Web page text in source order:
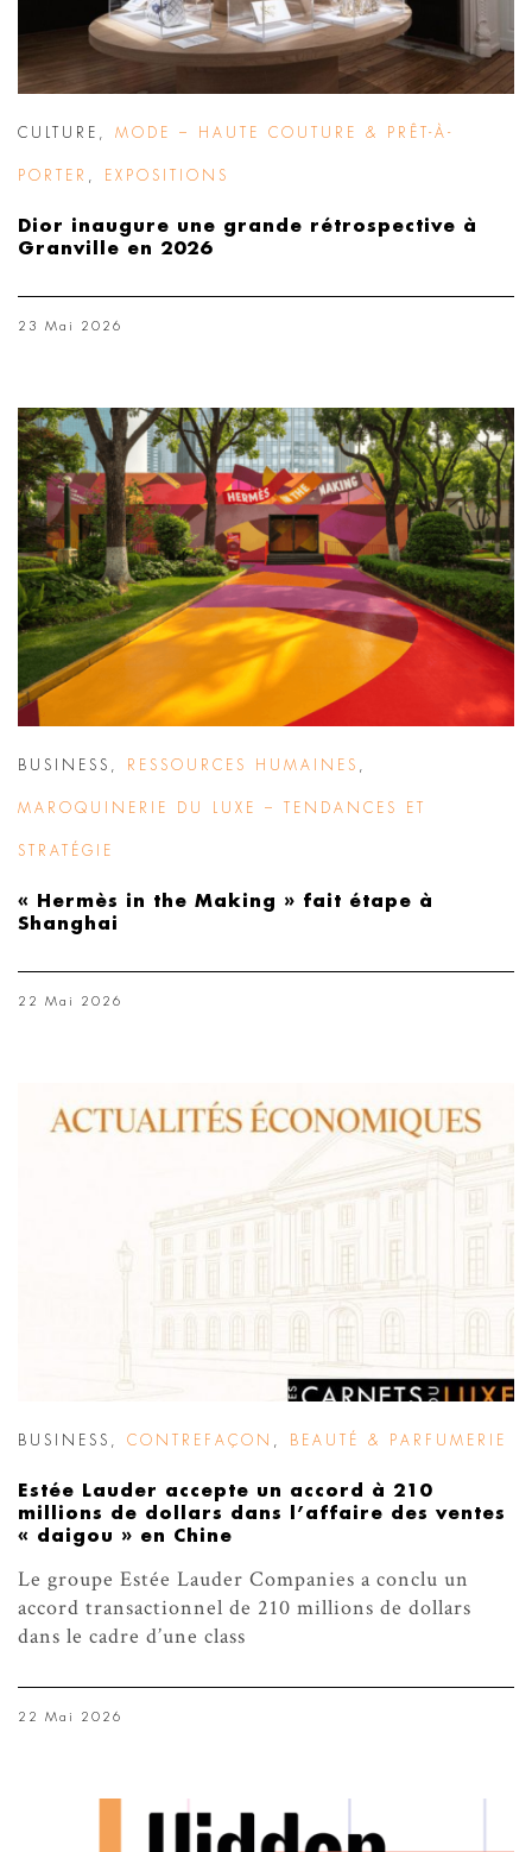
CULTURE MODE – HAUTE COUTURE & PRÊT-À-
PORTER EXPOSITIONS
Dior inaugure une grande rétrospective à
Granville en 2026
23 Mai 2026
BUSINESS RESSOURCES HUMAINES
MAROQUINERIE DU LUXE – TENDANCES ET
STRATÉGIE
« Hermès in the Making » fait étape à
Shanghai
22 Mai 2026
BUSINESS CONTREFAÇON BEAUTÉ & PARFUMERIE
Estée Lauder accepte un accord à 210
millions de dollars dans l’affaire des ventes
« daigou » en Chine
Le groupe Estée Lauder Companies a conclu un
accord transactionnel de 210 millions de dollars
dans le cadre d’une class
22 Mai 2026